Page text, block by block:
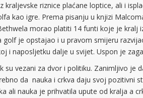
kraljevske riznice plaćane loptice, ali i
kao igre. Prema pisanju u knjizi
morao platiti 14 funti koje je kralj
golf je opstajao i u pravom smijeru
i naposljetku dalje u svijet. Uspon je
su vezani za dvor i politiku. Zanimljivo je
da nauka i crkva daju svoj pozitivni
ali nauka je prihvatila upute od kralja a